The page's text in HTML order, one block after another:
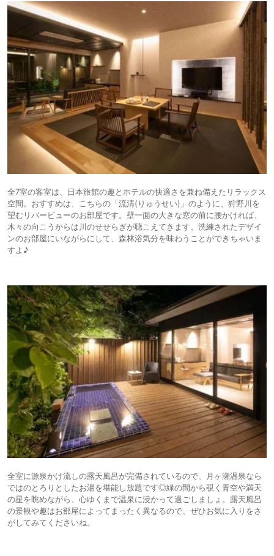
全7室の客室は、日本旅館の趣とホテルの快適さを兼ね備えたリラックス
空間。おすすめは、こちらの「流清(りゅうせい)」のように、狩野川を
望むリバービューのお部屋です。壁一面の大きな窓の前に腰かければ、
木々の向こうからは川のせせらぎが聴こえてきます。洗練されたデザイ
ンのお部屋にいながらにして、森林浴気分を味わうことができちゃいま
すよ♪
全室に源泉かけ流しの露天風呂が完備されているので、月ヶ瀬温泉なら
ではのとろりとしたお湯を堪能し放題です◎緑の間から覗く青空や満天
の星を眺めながら、心ゆくまで温泉に浸かって過ごしましょ。露天風呂
の景観や趣はお部屋によってまったく異なるので、ぜひお気に入りをさ
がしてみてくださいね。